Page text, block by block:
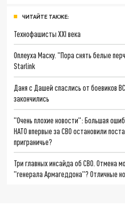
ЧИТАЙТЕ ТАКЖЕ:
Технофашисты XXI века
Оплеуха Маску. "Пора снять белые
Starlink
Даня с Дашей спаслись от боевиков
закончились
"Очень плохие новости": Большая
НАТО впервые за СВО остановили
приграничье?
Три главных инсайда об СВО. Отмена
"генерала Армагеддона"? Отличные